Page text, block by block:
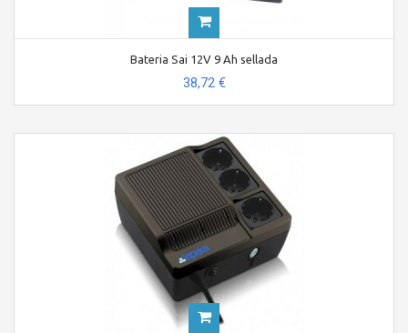
Bateria Sai 12V 9 Ah sellada
38,72 €